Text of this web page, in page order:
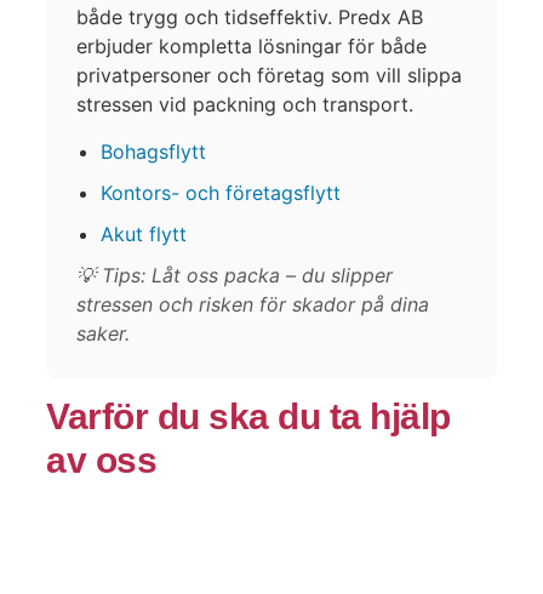
både trygg och tidseffektiv. Predx AB
erbjuder kompletta lösningar för både
privatpersoner och företag som vill slippa
stressen vid packning och transport.
Bohagsflytt
Kontors- och företagsflytt
Akut flytt
💡 Tips: Låt oss packa – du slipper
stressen och risken för skador på dina
saker.
Varför du ska du ta hjälp
av oss